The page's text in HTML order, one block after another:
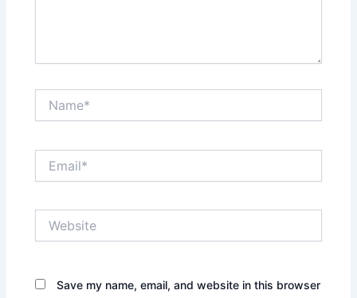
Save my name, email, and website in this browser